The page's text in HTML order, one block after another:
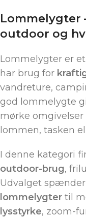
Lommelygter
outdoor og
Lommelygter er
har brug for
vandreture,
god lommelygte
mørke
lommen, tasken
I denne kategori
outdoor-brug,
Udvalget spænder
lommelygter til
lysstyrke, zoom-